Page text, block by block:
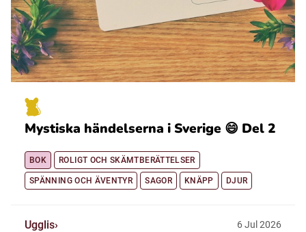
Mystiska händelserna i Sverige 😄 Del 2
BOK ROLIGT OCH SKÄMTBERÄTTELSER
SPÄNNING OCH ÄVENTYR SAGOR KNÄPP DJUR
Ugglis 6Jul2026